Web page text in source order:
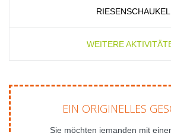
RIESENSCHAUKEL
WEITERE
EIN ORIGINELLES
Sie möchten jemanden mit